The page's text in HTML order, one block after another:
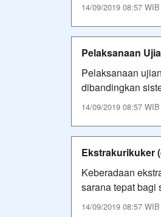
14/09/2019 08:57
Pelaksanaan
Pelaksanaan
dibandingkan
14/09/2019 08:57
Ekstrakurikuker
Keberadaan
sarana tepat bagi
14/09/2019 08:57